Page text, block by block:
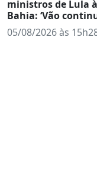
ministros de Lula à
Bahia: ‘Vão
05/08/2026 às